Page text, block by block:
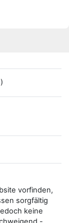
)
vorfinden,
sorgfältig
keine